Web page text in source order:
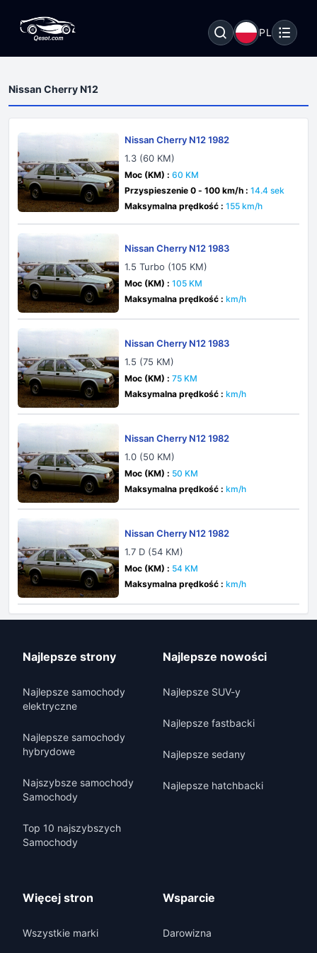
PL
Nissan Cherry N12
Nissan Cherry N12 1982
1.3 (60 KM)
Moc (KM) : 60 KM
Przyspieszenie 0 - 100 km/h : 14.4 sek
Maksymalna prędkość : 155 km/h
Nissan Cherry N12 1983
1.5 Turbo (105 KM)
Moc (KM) : 105 KM
Maksymalna prędkość : km/h
Nissan Cherry N12 1983
1.5 (75 KM)
Moc (KM) : 75 KM
Maksymalna prędkość : km/h
Nissan Cherry N12 1982
1.0 (50 KM)
Moc (KM) : 50 KM
Maksymalna prędkość : km/h
Nissan Cherry N12 1982
1.7 D (54 KM)
Moc (KM) : 54 KM
Maksymalna prędkość : km/h
Najlepsze strony
Najlepsze samochody
elektryczne
Najlepsze samochody
hybrydowe
Najszybsze samochody
Samochody
Top 10 najszybszych
Samochody
Najlepsze nowości
Najlepsze SUV-y
Najlepsze fastbacki
Najlepsze sedany
Najlepsze hatchbacki
Więcej stron
Wszystkie marki
Wsparcie
Darowizna